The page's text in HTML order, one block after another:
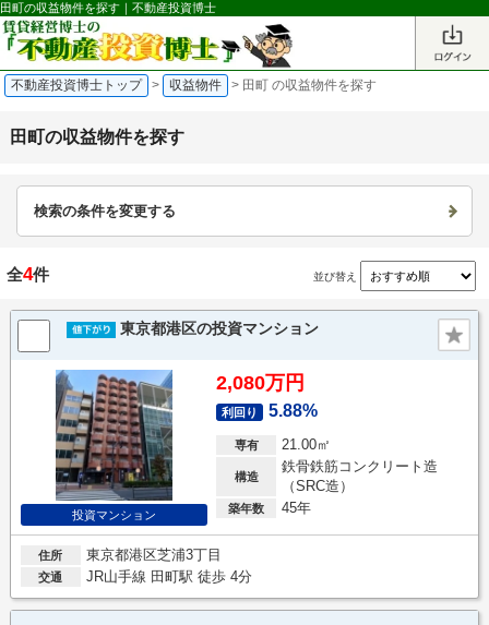
田町の収益物件を探す｜不動産投資博士
不動産投資博士トップ > 収益物件 > 田町 の収益物件を探す
田町の収益物件を探す
検索の条件を変更する
全4件 並び替え
東京都港区の投資マンション
投資マンション
2,080万円
利回り 5.88%
専有 21.00㎡
構造
鉄骨鉄筋コンクリート造
（SRC造）
築年数 45年
住所 東京都港区芝浦3丁目
交通 JR山手線 田町駅 徒歩 4分